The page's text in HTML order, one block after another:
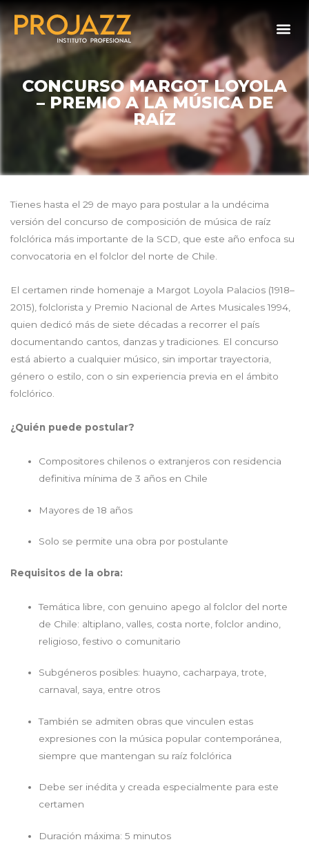
CONCURSO MARGOT LOYOLA
– PREMIO A LA MÚSICA DE
RAÍZ
Tienes hasta el 29 de mayo para postular a la undécima
versión del concurso de composición de música de raíz
folclórica más importante de la SCD, que este año enfoca su
convocatoria en el folclor del norte de Chile.
El certamen rinde homenaje a Margot Loyola Palacios (1918–
2015), folclorista y Premio Nacional de Artes Musicales 1994,
quien dedicó más de siete décadas a recorrer el país
documentando cantos, danzas y tradiciones. El concurso
está abierto a cualquier músico, sin importar trayectoria,
género o estilo, con o sin experiencia previa en el ámbito
folclórico.
¿Quién puede postular?
Compositores chilenos o extranjeros con residencia
definitiva mínima de 3 años en Chile
Mayores de 18 años
Solo se permite una obra por postulante
Requisitos de la obra:
Temática libre, con genuino apego al folclor del norte
de Chile: altiplano, valles, costa norte, folclor andino,
religioso, festivo o comunitario
Subgéneros posibles: huayno, cacharpaya, trote,
carnaval, saya, entre otros
También se admiten obras que vinculen estas
expresiones con la música popular contemporánea,
siempre que mantengan su raíz folclórica
Debe ser inédita y creada especialmente para este
certamen
Duración máxima: 5 minutos